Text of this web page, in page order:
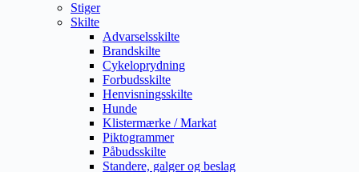
Stiger
Skilte
Advarselsskilte
Brandskilte
Cykeloprydning
Forbudsskilte
Henvisningsskilte
Hunde
Klistermærke / Markat
Piktogrammer
Påbudsskilte
Standere, galger og beslag